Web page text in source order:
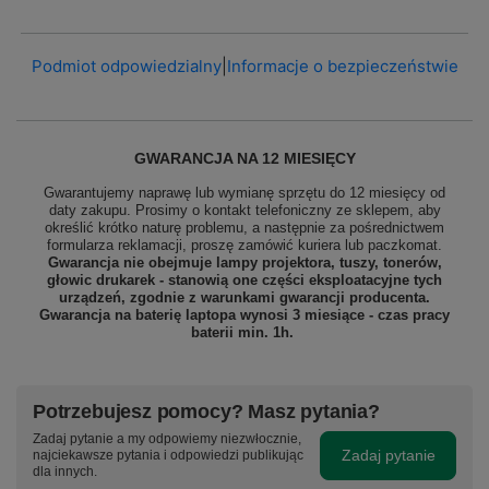
Podmiot odpowiedzialny| Informacje o bezpieczeństwie
GWARANCJA NA 12 MIESIĘCY
Gwarantujemy naprawę lub wymianę sprzętu do 12 miesięcy od
daty zakupu. Prosimy o kontakt telefoniczny ze sklepem, aby
określić krótko naturę problemu, a następnie za pośrednictwem
formularza reklamacji, proszę zamówić kuriera lub paczkomat.
Gwarancja nie obejmuje lampy projektora, tuszy, tonerów,
głowic drukarek - stanowią one części eksploatacyjne tych
urządzeń, zgodnie z warunkami gwarancji producenta.
Gwarancja na baterię laptopa wynosi 3 miesiące - czas pracy
baterii min. 1h.
Potrzebujesz pomocy? Masz pytania?
Zadaj pytanie a my odpowiemy niezwłocznie,
najciekawsze pytania i odpowiedzi publikując
dla innych.
Zadaj pytanie